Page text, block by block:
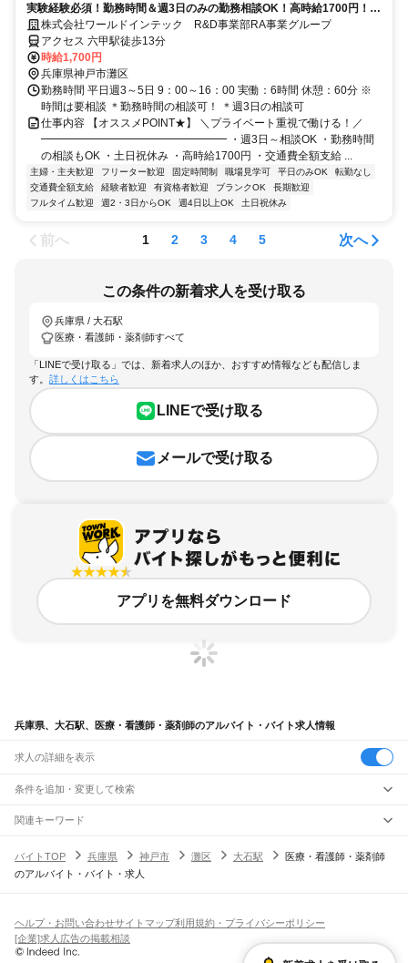
実験経験必須！勤務時間＆週3日のみの勤務相談OK！高時給1700円！初
めての作業があっても大丈夫！土日祝休み！
株式会社ワールドインテック R&D事業部RA事業グループ
アクセス 六甲駅徒歩13分
時給1,700円
兵庫県神戸市灘区
勤務時間 平日週3～5日 9：00～16：00 実働：6時間 休憩：60分 ※
時間は要相談 ＊勤務時間の相談可！ ＊週3日の相談可
仕事内容 【オススメPOINT★】 ＼プライベート重視で働ける！／
━━━━━━━━━━━━━━━━━ ・週3日～相談OK ・勤務時間
の相談もOK ・土日祝休み ・高時給1700円 ・交通費全額支給 ...
主婦・主夫歓迎 フリーター歓迎 固定時間制 職場見学可 平日のみOK
転勤なし
交通費全額支給
経験者歓迎 有資格者歓迎 ブランクOK
長期歓迎
フルタイム歓迎
週2・3日からOK 週4日以上OK 土日祝休み
前へ 1 2 3 4 5 次へ
この条件の新着求人を受け取る
兵庫県 / 大石駅
医療・看護師・薬剤師すべて
「LINEで受け取る」では、新着求人のほか、おすすめ情報なども配信しま
す。 詳しくはこちら
LINEで受け取る
メールで受け取る
アプリを無料ダウンロード
兵庫県、大石駅、医療・看護師・薬剤師のアルバイト・バイト求人情報
求人の詳細を表示
条件を追加・変更して検索
市区町村を追加・変更
兵庫県すべて
神戸市 すべて
西脇市宝塚市三木市高砂市川西市小野市三田市加西市丹波篠山市
丹波市南あわじ市朝来市 たつの市川辺郡多可郡加古郡
神崎郡揖保郡
駅を追加・変更
JR神戸線(神戸～姫路)
神戸駅 兵庫駅 須磨駅 塩屋駅
職種を追加・変更
飲食・フードサービスすべて
ホールスタッフキッチンスタッフ
パン屋（ベーカリー）
バー（BAR）・バーテンダー
人気
日払いOK高校生歓迎 髪型・髪色自由
雇用形態を追加・変更
関連キーワード
バイトTOP
兵庫県 神戸市 灘区 大石駅
医療・看護師・薬剤師
のアルバイト・バイト・求人
ヘルプ・お問い合わせサイトマップ利用規約・プライバシーポリシー
[企業]求人広告の掲載相談